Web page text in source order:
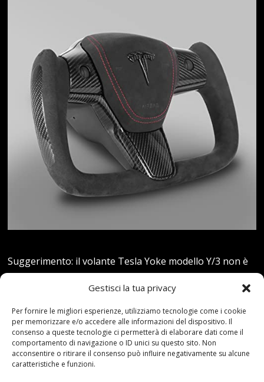
Gestisci la tua privacy
Per fornire le migliori esperienze, utilizziamo tecnologie come i cookie
per memorizzare e/o accedere alle informazioni del dispositivo. Il
consenso a queste tecnologie ci permetterà di elaborare dati come il
comportamento di navigazione o ID unici su questo sito. Non
acconsentire o ritirare il consenso può influire negativamente su alcune
caratteristiche e funzioni.
Suggerimento: il volante Tesla Yoke modello Y/3 non è
dotato di pulsanti e copertura airbag per impostazione
predefinita, per esigenze speciali e qualsiasi domanda,
contattaci tramite posta Amazon. È possibile fornire le
vostre immagini preferite del volante del giogo e
possiamo personalizzare in base alle vostre esigenze,
benvenuto per fornire immagini tramite posta Amazon,